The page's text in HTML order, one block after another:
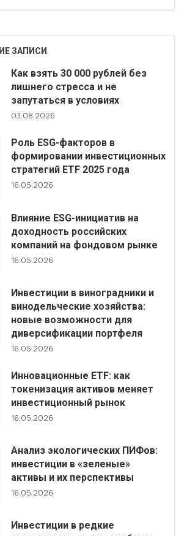
ЗАПИСИ
Как взять 30 000 рублей без
лишнего стресса и не
запутаться в условиях
03.08.2026
Роль ESG-факторов в
формировании инвестиционных
стратегий ETF 2025 года
16.05.2026
Влияние ESG-инициатив на
доходность российских
компаний на фондовом рынке
16.05.2026
Инвестиции в виноградники и
винодельческие хозяйства:
новые возможности для
диверсификации портфеля
16.05.2026
Инновационные ETF: как
токенизация активов меняет
инвестиционный рынок
16.05.2026
Анализ экологических ПИФов:
инвестиции в «зеленые»
активы и их перспективы
16.05.2026
Инвестиции в редкие